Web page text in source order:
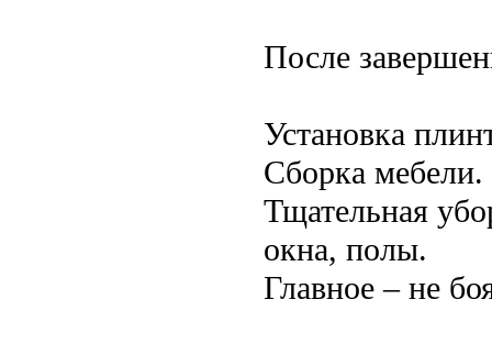
После
Установка
Сборка мебели.
Тщательная
окна, полы.
Главное – не